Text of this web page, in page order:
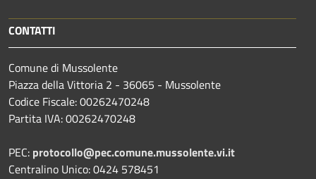
CONTATTI
Comune di Mussolente
Piazza della Vittoria 2 - 36065 - Mussolente
Codice Fiscale: 00262470248
Partita IVA: 00262470248
PEC: protocollo@pec.comune.mussolente.vi.it
Centralino Unico: 0424 578451